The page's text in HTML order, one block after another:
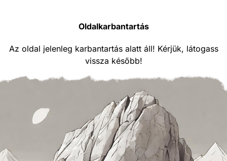
Oldalkarbantartás
Az oldal jelenleg karbantartás alatt áll! Kérjük, látogass
vissza később!